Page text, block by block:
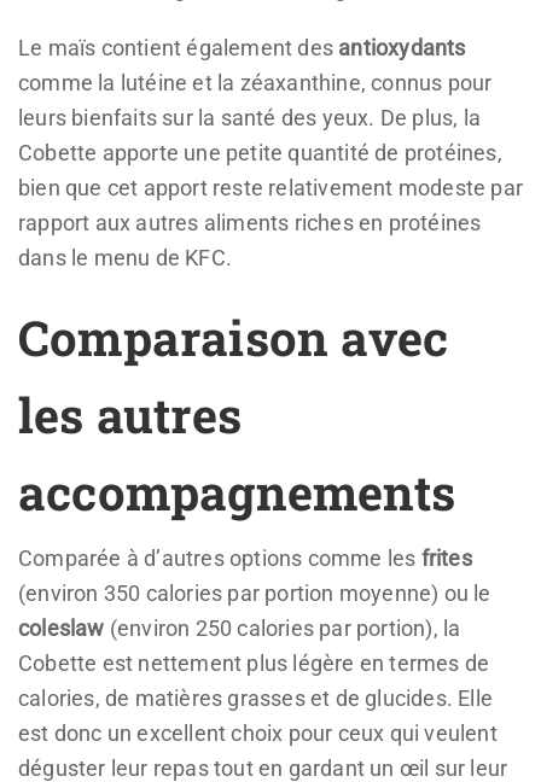
Le maïs contient également des antioxydants
comme la lutéine et la zéaxanthine, connus pour
leurs bienfaits sur la santé des yeux. De plus, la
Cobette apporte une petite quantité de protéines,
bien que cet apport reste relativement modeste par
rapport aux autres aliments riches en protéines
dans le menu de KFC.
Comparaison avec
les autres
accompagnements
Comparée à d’autres options comme les frites
(environ 350 calories par portion moyenne) ou le
coleslaw (environ 250 calories par portion), la
Cobette est nettement plus légère en termes de
calories, de matières grasses et de glucides. Elle
est donc un excellent choix pour ceux qui veulent
déguster leur repas tout en gardant un œil sur leur